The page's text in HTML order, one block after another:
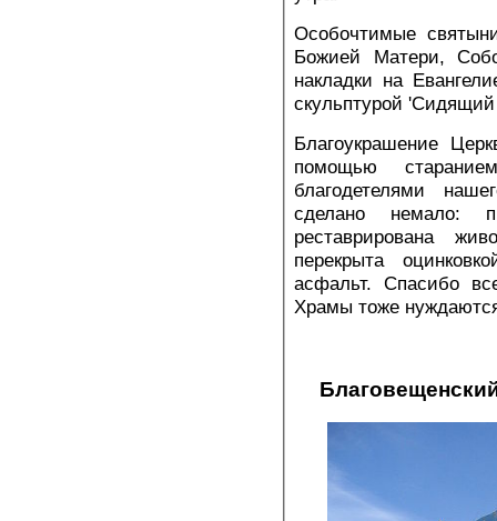
Особочтимые
Божией Матери,
накладки на
скульптурой
Благоукрашение
помощью
благодетелями
сделано немало:
реставрирована
перекрыта
асфальт. Спасибо
Храмы тоже